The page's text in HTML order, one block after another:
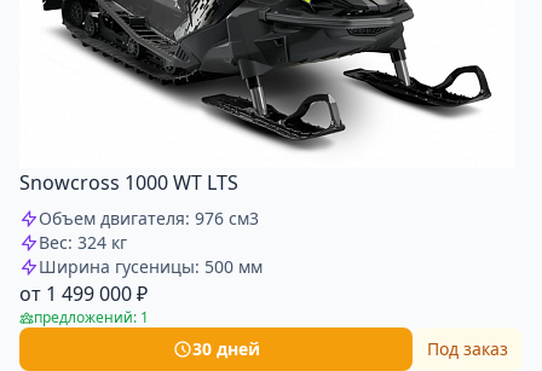
Snowcross 1000 WT LTS
Объем двигателя: 976 см3
Вес: 324 кг
Ширина гусеницы: 500 мм
от 1 499 000 ₽
предложений: 1
30 дней Под заказ